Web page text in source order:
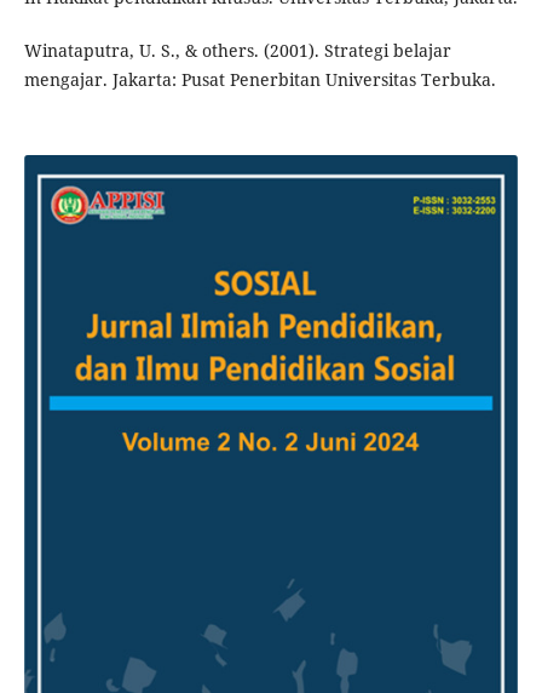
Winataputra, U. S., & others. (2001). Strategi belajar
mengajar. Jakarta: Pusat Penerbitan Universitas Terbuka.